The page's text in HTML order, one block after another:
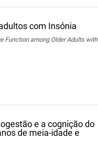
com Insónia
Function among Older Adults with
e a cognição do
de meia-idade e